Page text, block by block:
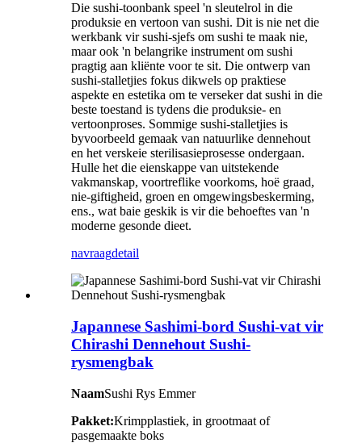
Die sushi-toonbank speel 'n sleutelrol in die
produksie en vertoon van sushi. Dit is nie net die
werkbank vir sushi-sjefs om sushi te maak nie,
maar ook 'n belangrike instrument om sushi
pragtig aan kliënte voor te sit. Die ontwerp van
sushi-stalletjies fokus dikwels op praktiese
aspekte en estetika om te verseker dat sushi in die
beste toestand is tydens die produksie- en
vertoonproses. Sommige sushi-stalletjies is
byvoorbeeld gemaak van natuurlike dennehout
en het verskeie sterilisasieprosesse ondergaan.
Hulle het die eienskappe van uitstekende
vakmanskap, voortreflike voorkoms, hoë graad,
nie-giftigheid, groen en omgewingsbeskerming,
ens., wat baie geskik is vir die behoeftes van 'n
moderne gesonde dieet.
navraagdetail
Japannese Sashimi-bord Sushi-vat vir
Chirashi Dennehout Sushi-
rysmengbak
NaamSushi Rys Emmer
Pakket:Krimpplastiek, in grootmaat of
pasgemaakte boks